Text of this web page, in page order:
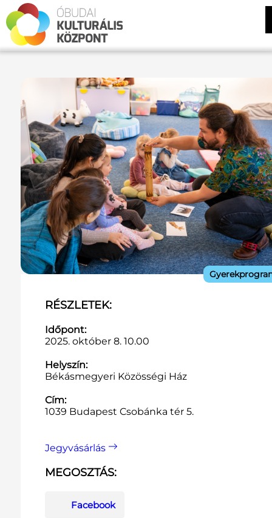
RÉSZLETEK:
Időpont:
2025. október 8. 10.00
Helyszín:
Békásmegyeri Közösségi Ház
Cím:
1039 Budapest Csobánka tér 5.
Jegyvásárlás
MEGOSZTÁS:
Facebook